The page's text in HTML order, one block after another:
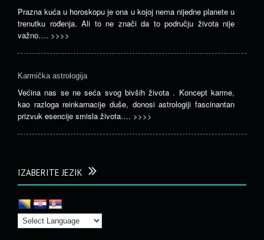
Prazna kuća u horoskopu je ona u kojoj nema nijedne planete u
trenutku rođenja. Ali to ne znači da to području života nije
važno.… >>>>
Karmička astrologija
Većina nas se ne seća svog bivših života . Koncept karme,
kao razloga reinkarnacije duše, donosi astrologiji fascinantan
prizvuk esencije smisla života.… >>>>
IZABERITE JEZIK